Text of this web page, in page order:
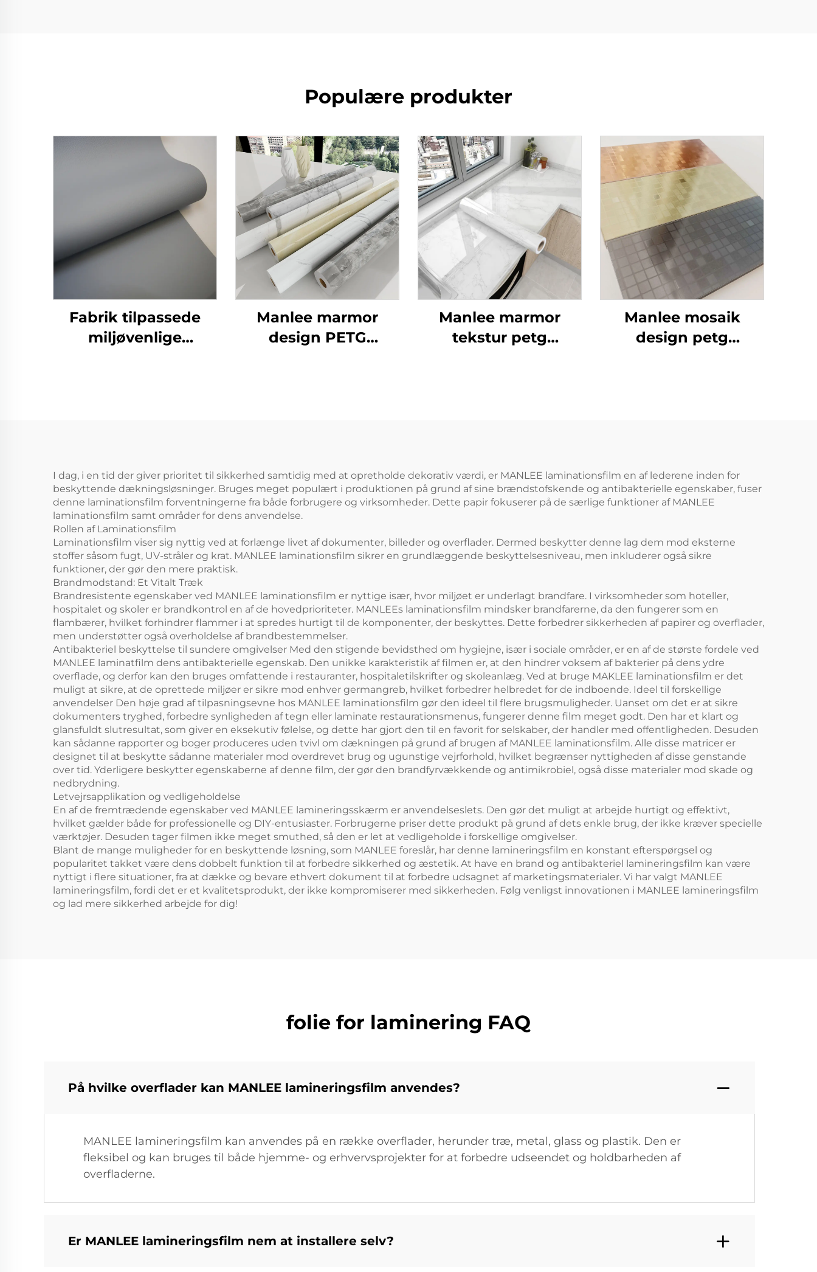
Populære produkter
Fabrik tilpassede
miljøvenlige
Manlee marmor
design PETG
Manlee marmor
tekstur petg
Manlee mosaik
design petg
I dag, i en tid der giver prioritet til sikkerhed samtidig med at opretholde dekorativ værdi, er MANLEE laminationsfilm en af lederene inden for
beskyttende dækningsløsninger. Bruges meget populært i produktionen på grund af sine brændstofskende og antibakterielle egenskaber, fuser
denne laminationsfilm forventningerne fra både forbrugere og virksomheder. Dette papir fokuserer på de særlige funktioner af MANLEE
laminationsfilm samt områder for dens anvendelse.
Rollen af Laminationsfilm
Laminationsfilm viser sig nyttig ved at forlænge livet af dokumenter, billeder og overflader. Dermed beskytter denne lag dem mod eksterne
stoffer såsom fugt, UV-stråler og krat. MANLEE laminationsfilm sikrer en grundlæggende beskyttelsesniveau, men inkluderer også sikre
funktioner, der gør den mere praktisk.
Brandmodstand: Et Vitalt Træk
Brandresistente egenskaber ved MANLEE laminationsfilm er nyttige især, hvor miljøet er underlagt brandfare. I virksomheder som hoteller,
hospitalet og skoler er brandkontrol en af de hovedprioriteter. MANLEEs laminationsfilm mindsker brandfarerne, da den fungerer som en
flambærer, hvilket forhindrer flammer i at spredes hurtigt til de komponenter, der beskyttes. Dette forbedrer sikkerheden af papirer og overflader,
men understøtter også overholdelse af brandbestemmelser.
Antibakteriel beskyttelse til sundere omgivelser Med den stigende bevidsthed om hygiejne, især i sociale områder, er en af de største fordele ved
MANLEE laminatfilm dens antibakterielle egenskab. Den unikke karakteristik af filmen er, at den hindrer voksem af bakterier på dens ydre
overflade, og derfor kan den bruges omfattende i restauranter, hospitaletilskrifter og skoleanlæg. Ved at bruge MAKLEE laminationsfilm er det
muligt at sikre, at de oprettede miljøer er sikre mod enhver germangreb, hvilket forbedrer helbredet for de indboende. Ideel til forskellige
anvendelser Den høje grad af tilpasningsevne hos MANLEE laminationsfilm gør den ideel til flere brugsmuligheder. Uanset om det er at sikre
dokumenters tryghed, forbedre synligheden af tegn eller laminate restaurationsmenus, fungerer denne film meget godt. Den har et klart og
glansfuldt slutresultat, som giver en eksekutiv følelse, og dette har gjort den til en favorit for selskaber, der handler med offentligheden. Desuden
kan sådanne rapporter og boger produceres uden tvivl om dækningen på grund af brugen af MANLEE laminationsfilm. Alle disse matricer er
designet til at beskytte sådanne materialer mod overdrevet brug og ugunstige vejrforhold, hvilket begrænser nyttigheden af disse genstande
over tid. Yderligere beskytter egenskaberne af denne film, der gør den brandfyrvækkende og antimikrobiel, også disse materialer mod skade og
nedbrydning.
Letvejrsapplikation og vedligeholdelse
En af de fremtrædende egenskaber ved MANLEE lamineringsskærm er anvendelseslets. Den gør det muligt at arbejde hurtigt og effektivt,
hvilket gælder både for professionelle og DIY-entusiaster. Forbrugerne priser dette produkt på grund af dets enkle brug, der ikke kræver specielle
værktøjer. Desuden tager filmen ikke meget smuthed, så den er let at vedligeholde i forskellige omgivelser.
Blant de mange muligheder for en beskyttende løsning, som MANLEE foreslår, har denne lamineringsfilm en konstant efterspørgsel og
popularitet takket være dens dobbelt funktion til at forbedre sikkerhed og æstetik. At have en brand og antibakteriel lamineringsfilm kan være
nyttigt i flere situationer, fra at dække og bevare ethvert dokument til at forbedre udsagnet af marketingsmaterialer. Vi har valgt MANLEE
lamineringsfilm, fordi det er et kvalitetsprodukt, der ikke kompromiserer med sikkerheden. Følg venligst innovationen i MANLEE lamineringsfilm
og lad mere sikkerhed arbejde for dig!
folie for laminering FAQ
På hvilke overflader kan MANLEE lamineringsfilm anvendes?
MANLEE lamineringsfilm kan anvendes på en række overflader, herunder træ, metal, glass og plastik. Den er
fleksibel og kan bruges til både hjemme- og erhvervsprojekter for at forbedre udseendet og holdbarheden af
overfladerne.
Er MANLEE lamineringsfilm nem at installere selv?